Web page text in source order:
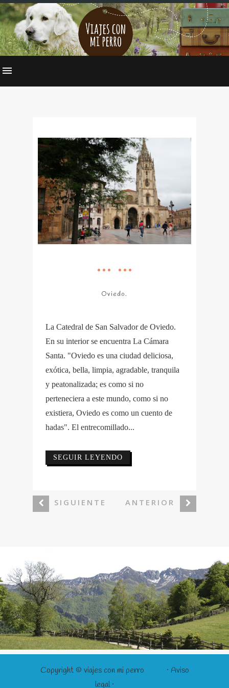
Oviedo.
La Catedral de San Salvador de Oviedo.
En su interior se encuentra La Cámara
Santa. "Oviedo es una ciudad deliciosa,
exótica, bella, limpia, agradable, tranquila
y peatonalizada; es como si no
perteneciera a este mundo, como si no
existiera, Oviedo es como un cuento de
hadas". El entrecomillado...
SEGUIR LEYENDO
SIGUIENTE ANTERIOR
Copyright © viajes con mi perro
· Aviso
legal ·